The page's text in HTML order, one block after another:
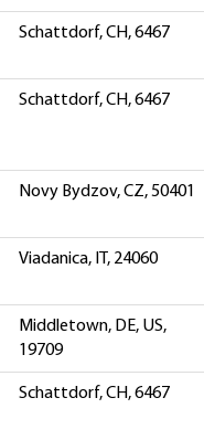
Schattdorf, CH, 6467
Schattdorf, CH, 6467
Novy Bydzov, CZ, 50401
Viadanica, IT, 24060
Middletown, DE, US,
19709
Schattdorf, CH, 6467